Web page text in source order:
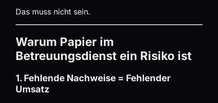
Das muss nicht sein.
Warum Papier im
Betreuungsdienst ein Risiko ist
1. Fehlende Nachweise = Fehlender
Umsatz